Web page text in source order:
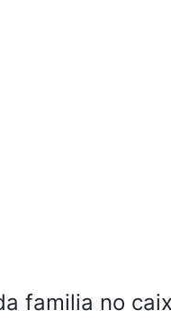
familia no